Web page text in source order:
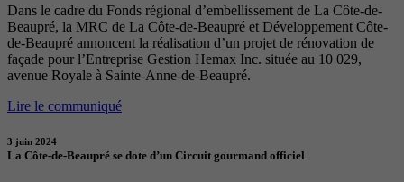
Dans le cadre du Fonds régional d’embellissement de La Côte-de-
Beaupré, la MRC de La Côte-de-Beaupré et Développement Côte-
de-Beaupré annoncent la réalisation d’un projet de rénovation de
façade pour l’Entreprise Gestion Hemax Inc. située au 10 029,
avenue Royale à Sainte-Anne-de-Beaupré.
Lire le communiqué
3 juin 2024
La Côte-de-Beaupré se dote d’un Circuit gourmand officiel